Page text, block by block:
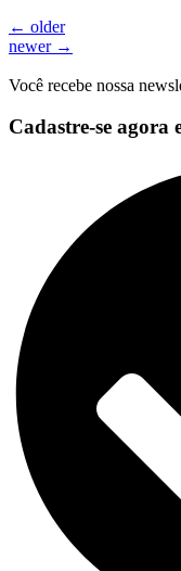
← older
newer →
Você recebe nossa
Cadastre-se agora